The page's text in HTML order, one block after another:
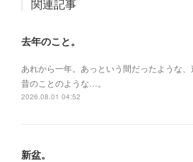
関連記事
去年のこと。
あれから一年。あっという間だったような
昔のことのような…。
2026.08.01 04:52
新盆。